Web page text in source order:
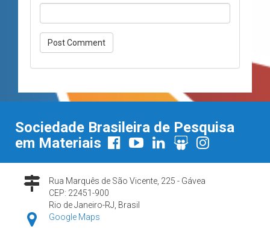
Sociedade Brasileira de Pesquisa
em Materiais
Rua Marquês de São Vicente, 225 - Gávea
CEP: 22451-900
Rio de Janeiro-RJ, Brasil
Google Maps